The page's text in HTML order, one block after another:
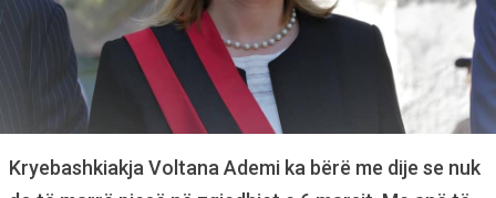
Kryebashkiakja Voltana Ademi ka bërë me dije se nuk